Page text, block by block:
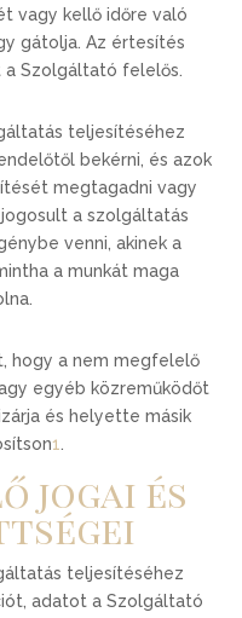
vagy kellő időre való
gátolja. Az értesítés
Szolgáltató felelős.
teljesítéséhez
bekérni, és azok
megtagadni vagy
a szolgáltatás
venni, akinek a
a munkát maga
hogy a nem megfelelő
egyéb közreműködőt
és helyette másik
1
jogai és
teljesítéséhez
adatot a Szolgáltató